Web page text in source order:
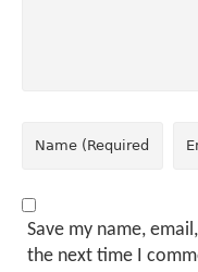
Save my name,
the next time I